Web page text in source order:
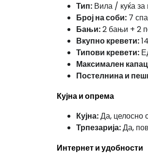
Тип: Вила / куќа
Број на соби: 7
Бањи:2 бањи + 2
Вкупно кревети:14
Типови кревети:
Максимален
Постелнина и
Кујна и опрема
Кујна:Да, целосно
Трпезарија:Да,
Интернет и удобности